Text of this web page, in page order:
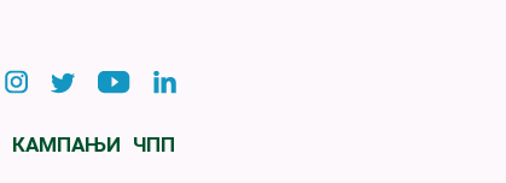
КАМПАЊИ ЧПП